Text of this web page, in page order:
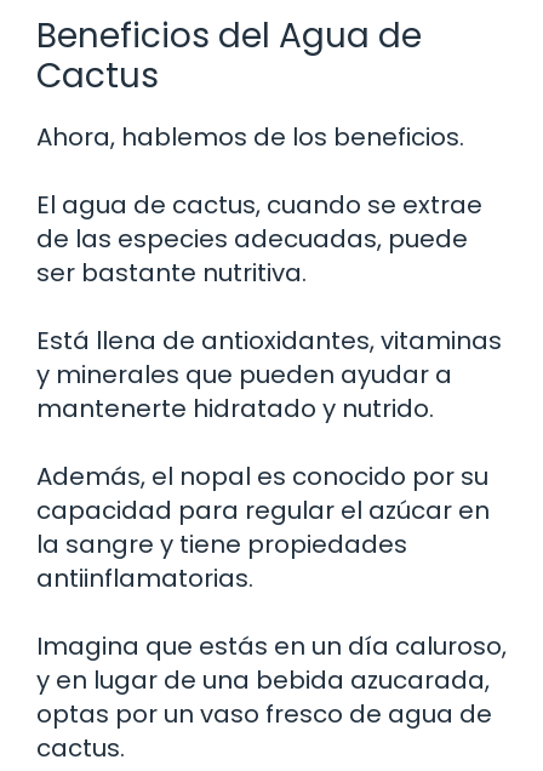
Beneficios del Agua de
Cactus
Ahora, hablemos de los beneficios.
El agua de cactus, cuando se extrae
de las especies adecuadas, puede
ser bastante nutritiva.
Está llena de antioxidantes, vitaminas
y minerales que pueden ayudar a
mantenerte hidratado y nutrido.
Además, el nopal es conocido por su
capacidad para regular el azúcar en
la sangre y tiene propiedades
antiinflamatorias.
Imagina que estás en un día caluroso,
y en lugar de una bebida azucarada,
optas por un vaso fresco de agua de
cactus.